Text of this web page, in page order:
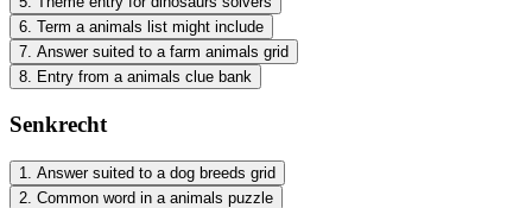
6. Term a animals list might include
7. Answer suited to a farm animals grid
8. Entry from a animals clue bank
Senkrecht
1
Answer suited to a dog breeds grid
2 Common word in a animals puzzle